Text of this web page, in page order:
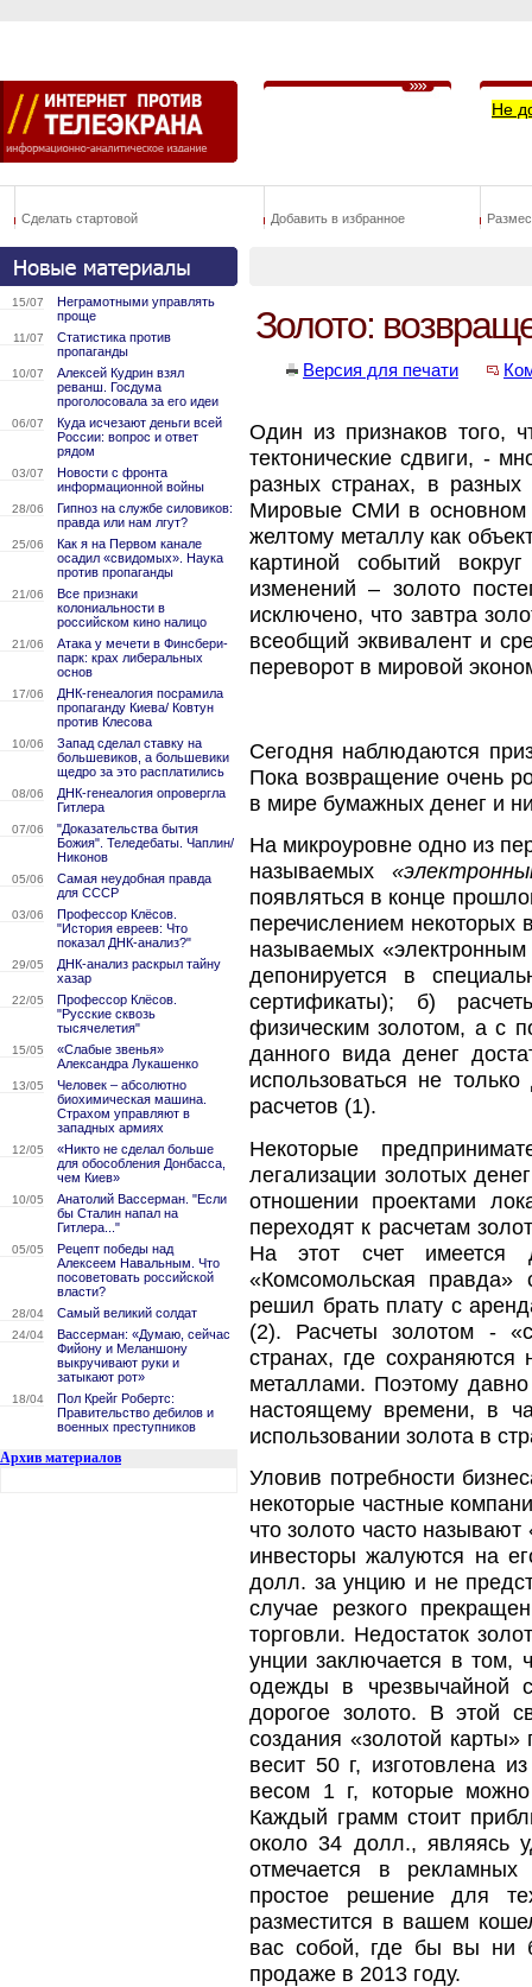
Не
Сделать стартовой Добавить в избранное
15/07
Неграмотными управлять
проще
11/07
Статистика против
пропаганды
10/07
Алексей Кудрин взял
реванш. Госдума
проголосовала за его идеи
06/07
Куда исчезают деньги всей
России: вопрос и ответ
рядом
03/07
Новости с фронта
информационной войны
28/06
Гипноз на службе силовиков:
правда или нам лгут?
25/06
Как я на Первом канале
осадил «свидомых». Наука
против пропаганды
21/06
Все признаки
колониальности в
российском кино налицо
21/06
Атака у мечети в Финсбери-
парк: крах либеральных
основ
17/06
ДНК-генеалогия посрамила
пропаганду Киева/ Ковтун
против Клесова
10/06
Запад сделал ставку на
большевиков, а большевики
щедро за это расплатились
08/06
ДНК-генеалогия опровергла
Гитлера
07/06
"Доказательства бытия
Божия". Теледебаты. Чаплин/
Никонов
05/06
Самая неудобная правда
для СССР
03/06
Профессор Клёсов.
"История евреев: Что
показал ДНК-анализ?"
29/05
ДНК-анализ раскрыл тайну
хазар
22/05
Профессор Клёсов.
"Русские сквозь
тысячелетия"
15/05
«Слабые звенья»
Александра Лукашенко
13/05
Человек – абсолютно
биохимическая машина.
Страхом управляют в
западных армиях
12/05
«Никто не сделал больше
для обособления Донбасса,
чем Киев»
10/05
Анатолий Вассерман. "Если
бы Сталин напал на
Гитлера..."
05/05
Рецепт победы над
Алексеем Навальным. Что
посоветовать российской
власти?
28/04 Самый великий солдат
24/04
Вассерман: «Думаю, сейчас
Фийону и Меланшону
выкручивают руки и
затыкают рот»
18/04
Пол Крейг Робертс:
Правительство дебилов и
военных преступников
Архив материалов
Золото:
Версия для печати
Один из признаков того,
тектонические сдвиги, -
разных странах, в
Мировые СМИ в основном
желтому металлу как
картиной событий
изменений – золото
исключено, что завтра
всеобщий эквивалент и
переворот в мировой
Сегодня наблюдаются
Пока возвращение очень
в мире бумажных денег и
На микроуровне одно из
называемых
появляться в конце
перечислением некоторых
называемых
депонируется в
сертификаты); б)
физическим золотом, а с
данного вида денег
использоваться не
расчетов (1).
Некоторые
легализации золотых
отношении проектами
переходят к расчетам
На этот счет имеется
«Комсомольская
решил брать плату с
(2). Расчеты золотом -
странах, где
металлами. Поэтому
настоящему времени, в
использовании золота в
Уловив потребности
некоторые частные
что золото часто
инвесторы жалуются на
долл. за унцию и не
случае резкого
торговли. Недостаток
унции заключается в том,
одежды в чрезвычайной
дорогое золото. В этой
создания «золотой
весит 50 г, изготовлена
весом 1 г, которые можно
Каждый грамм стоит
около 34 долл., являясь
отмечается в
простое решение для
разместится в вашем
вас собой, где бы вы ни
продаже в 2013 году.